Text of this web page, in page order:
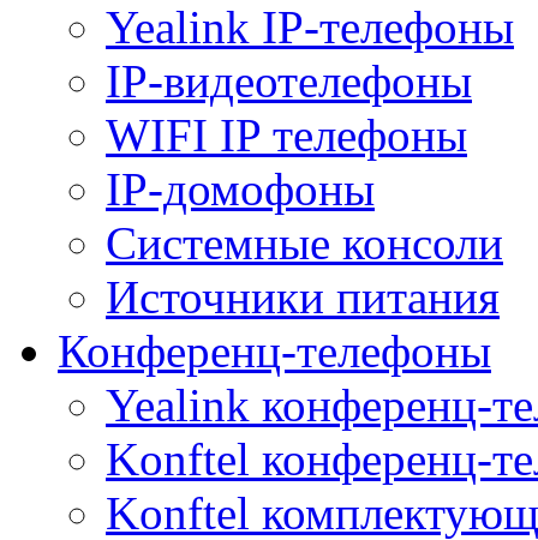
Yealink IP-телефоны
IP-видеотелефоны
WIFI IP телефоны
IP-домофоны
Системные консоли
Источники питания
Конференц-телефоны
Yealink конференц-
Konftel конференц-
Konftel